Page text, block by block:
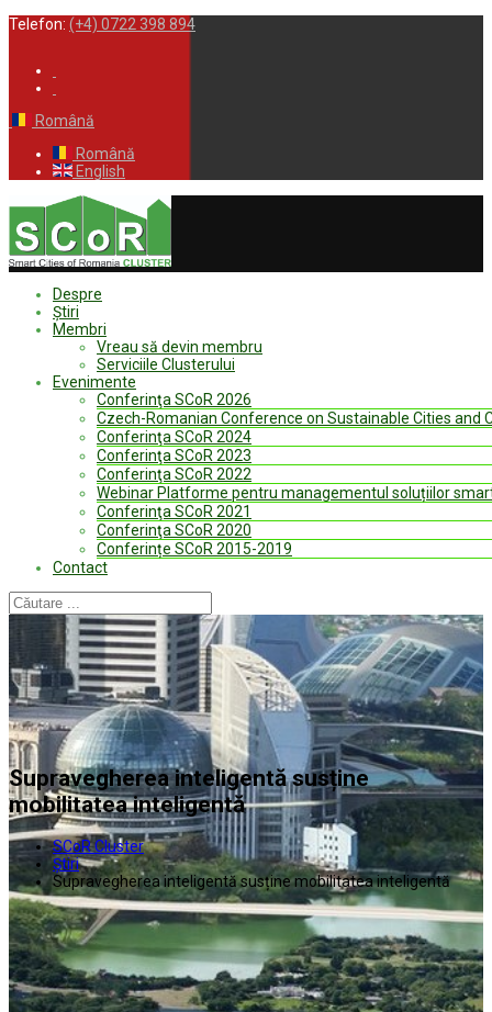
Telefon: (+4) 0722 398 894
Română
Română
English
Despre
Ştiri
Membri
Vreau să devin membru
Serviciile Clusterului
Evenimente
Conferinţa SCoR 2026
Czech-Romanian Conference on Sustainable Cities and
Conferinţa SCoR 2024
Conferinţa SCoR 2023
Conferinţa SCoR 2022
Webinar Platforme pentru managementul soluțiilor
Conferinţa SCoR 2021
Conferinţa SCoR 2020
Conferințe SCoR 2015-2019
Contact
Supravegherea inteligentă susține
mobilitatea inteligentă
SCoR Cluster
Ştiri
Supravegherea inteligentă susține mobilitatea inteligentă